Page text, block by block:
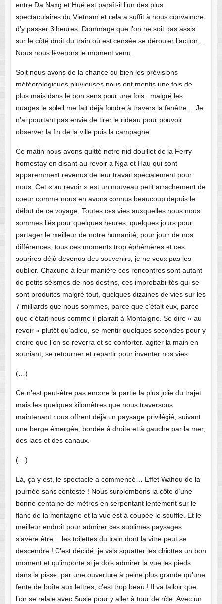
entre Da Nang et Hué est paraît-il l’un des plus
spectaculaires du Vietnam et cela a suffit à nous convaincre
d’y passer 3 heures. Dommage que l’on ne soit pas assis
sur le côté droit du train où est censée se dérouler l’action…
Nous nous lèverons le moment venu.
Soit nous avons de la chance ou bien les prévisions
météorologiques pluvieuses nous ont mentis une fois de
plus mais dans le bon sens pour une fois : malgré les
nuages le soleil me fait déjà fondre à travers la fenêtre… Je
n’ai pourtant pas envie de tirer le rideau pour pouvoir
observer la fin de la ville puis la campagne.
Ce matin nous avons quitté notre nid douillet de la Ferry
homestay en disant au revoir à Nga et Hau qui sont
apparemment revenus de leur travail spécialement pour
nous. Cet « au revoir » est un nouveau petit arrachement de
coeur comme nous en avons connus beaucoup depuis le
début de ce voyage. Toutes ces vies auxquelles nous nous
sommes liés pour quelques heures, quelques jours pour
partager le meilleur de notre humanité, pour jouir de nos
différences, tous ces moments trop éphémères et ces
sourires déjà devenus des souvenirs, je ne veux pas les
oublier. Chacune à leur manière ces rencontres sont autant
de petits séismes de nos destins, ces improbabilités qui se
sont produites malgré tout, quelques dizaines de vies sur les
7 milliards que nous sommes, parce que c’était eux, parce
que c’était nous comme il plairait à Montaigne. Se dire « au
revoir » plutôt qu’adieu, se mentir quelques secondes pour y
croire que l’on se reverra et se conforter, agiter la main en
souriant, se retourner et repartir pour inventer nos vies.
(…)
Ce n’est peut-être pas encore la partie la plus jolie du trajet
mais les quelques kilomètres que nous traversons
maintenant nous offrent déjà un paysage privilégié, suivant
une berge émergée, bordée à droite et à gauche par la mer,
des lacs et des canaux.
(…)
Là, ça y est, le spectacle a commencé… Effet Wahou de la
journée sans conteste ! Nous surplombons la côte d’une
bonne centaine de mètres en serpentant lentement sur le
flanc de la montagne et la vue est à coupée le souffle. Et le
meilleur endroit pour admirer ces sublimes paysages
s’avère être… les toilettes du train dont la vitre peut se
descendre ! C’est décidé, je vais squatter les chiottes un bon
moment et qu’importe si je dois admirer la vue les pieds
dans la pisse, par une ouverture à peine plus grande qu’une
fente de boîte aux lettres, c’est trop beau ! Il va falloir que
l’on se relaie avec Susie pour y aller à tour de rôle. Avec un